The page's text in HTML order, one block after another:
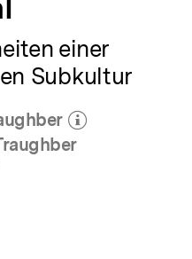
einer
Subkultur
Autor)
öffnen